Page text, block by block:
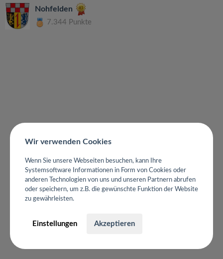
Nohfelden
7.344 Punkte
Wir verwenden Cookies
Wenn Sie unsere Webseiten besuchen, kann Ihre
Systemsoftware Informationen in Form von Cookies oder
anderen Technologien von uns und unseren Partnern abrufen
oder speichern, um z.B. die gewünschte Funktion der Website
zu gewährleisten.
Einstellungen Akzeptieren